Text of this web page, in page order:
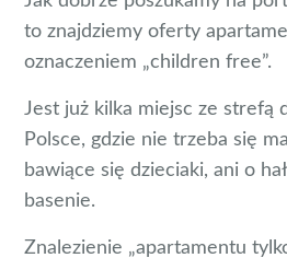
to znajdziemy oferty
oznaczeniem „children free”.
Jest już kilka miejsc ze strefą
Polsce, gdzie nie trzeba się
bawiące się dzieciaki, ani o
basenie.
Znalezienie „apartamentu